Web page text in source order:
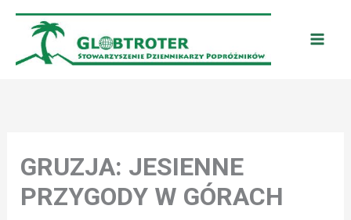
Przejdź
treści
GRUZJA: JESIENNE
PRZYGODY W GÓRACH